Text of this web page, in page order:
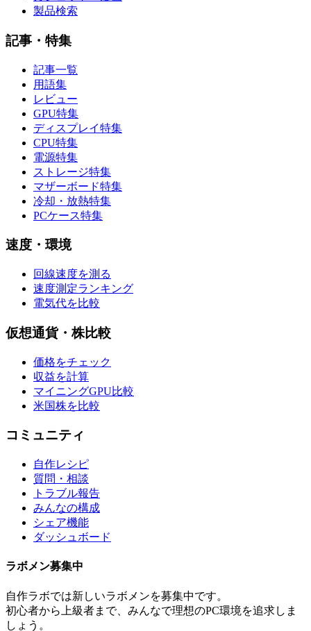
製品検索
記事・特集
記事一覧
用語集
レビュー
GPU特集
ディスプレイ特集
CPU特集
電源特集
ストレージ特集
マザーボード特集
冷却・放熱特集
PCケース特集
速度・環境
回線速度を測る
速度測定ランキング
電気代を比較
仮想通貨・株比較
価格をチェック
収益を計算
マイニングGPU比較
米国株を比較
コミュニティ
自作レシピ
質問・相談
トラブル報告
みんなの構成
シェア機能
ダッシュボード
ラボメン募集中
自作ラボでは新しいラボメンを募集中です。
初心者から上級者まで、みんなで理想のPC環境を追求しま
しょう。